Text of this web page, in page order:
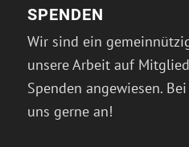
SPENDEN
Wir sind ein
unsere Arbeit auf
Spenden angewiesen.
uns gerne an!